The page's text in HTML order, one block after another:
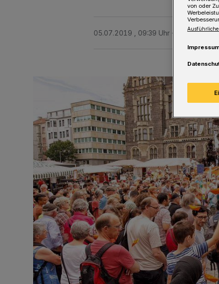
05.07.2019 , 09:39 Uhr Eine Minute
von oder
Ausführliche